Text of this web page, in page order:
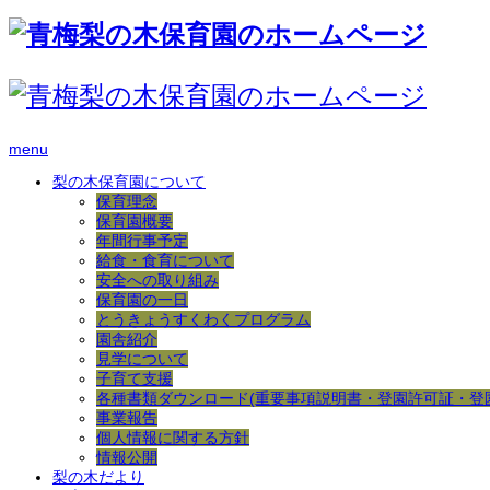
menu
梨の木保育園について
保育理念
保育園概要
年間行事予定
給食・食育について
安全への取り組み
保育園の一日
とうきょうすくわくプログラム
園舎紹介
見学について
子育て支援
各種書類ダウンロード(重要事項説明書・登園許可証・登
事業報告
個人情報に関する方針
情報公開
梨の木だより